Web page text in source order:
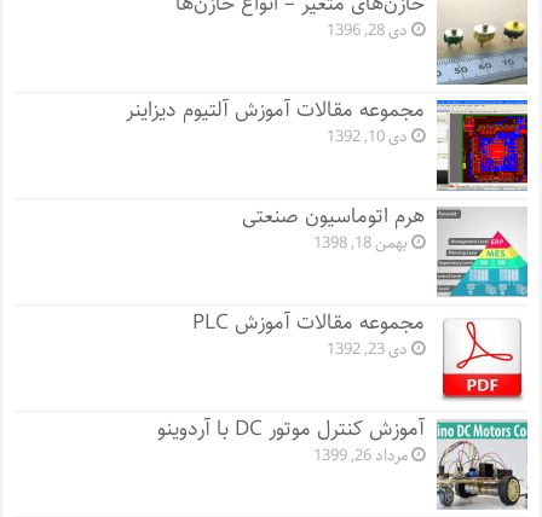
دی 28, 1396
مجموعه مقالات آموزش آلتیوم دیزاینر
دی 10, 1392
هرم اتوماسیون صنعتی
بهمن 18, 1398
مجموعه مقالات آموزش PLC
دی 23, 1392
آموزش کنترل موتور DC با آردوینو
مرداد 26, 1399